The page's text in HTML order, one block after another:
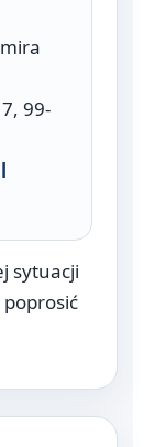
99-
sytuacji
poprosić